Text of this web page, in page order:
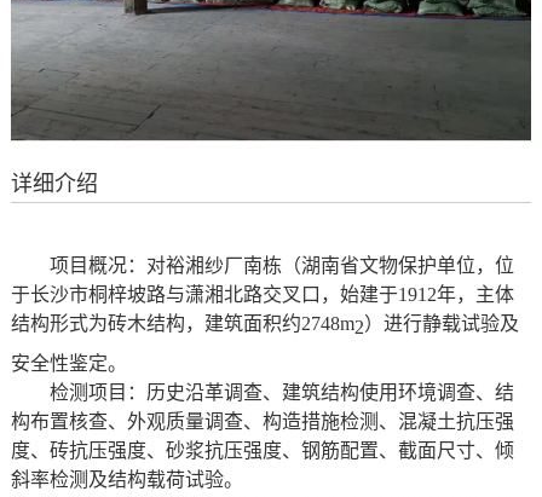
详细介绍
项目概况：对裕湘纱厂南栋（湖南省文物保护单位，位
于长沙市桐梓坡路与潇湘北路交叉口，始建于1912年，主体
结构形式为砖木结构，建筑面积约2748m2）进行静载试验及
安全性鉴定。
检测项目：历史沿革调查、建筑结构使用环境调查、结
构布置核查、外观质量调查、构造措施检测、混凝土抗压强
度、砖抗压强度、砂浆抗压强度、钢筋配置、截面尺寸、倾
斜率检测及结构载荷试验。